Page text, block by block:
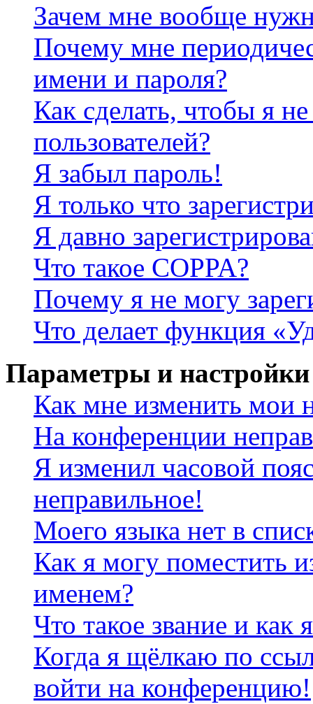
Зачем мне вообще
Почему мне
имени и пароля?
Как сделать, чтобы я
пользователей?
Я забыл пароль!
Я только что
Я давно
Что такое COPPA?
Почему я не могу
Что делает функция
Параметры и настройки
Как мне изменить мои
На конференции
Я изменил часовой
неправильное!
Моего языка нет в
Как я могу поместить
именем?
Что такое звание и как
Когда я щёлкаю по
войти на конференцию!